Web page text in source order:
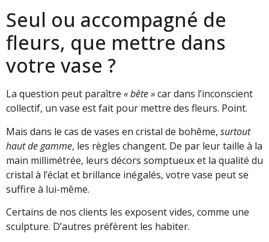
Seul ou accompagné de
fleurs, que mettre dans
votre vase ?
La question peut paraître « bête »car dans l’inconscient
collectif, un vase est fait pour mettre des fleurs. Point.
Mais dans le cas de vases en cristal de bohême, surtout
haut de gamme, les règles changent. De par leur taille à la
main millimétrée, leurs décors somptueux et la qualité du
cristal à l’éclat et brillance inégalés, votre vase peut se
suffire à lui-même.
Certains de nos clients les exposent vides, comme une
sculpture. D’autres préfèrent les habiter.